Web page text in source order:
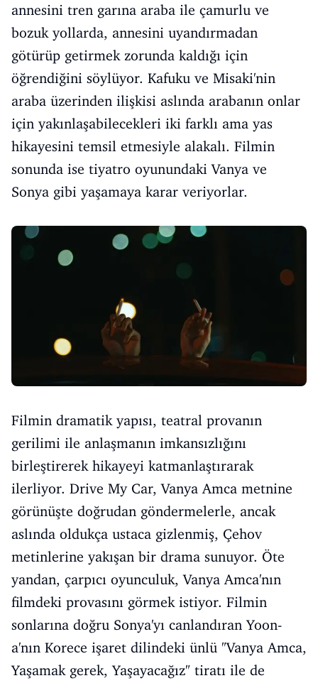
annesini tren garına araba ile çamurlu ve
bozuk yollarda, annesini uyandırmadan
götürüp getirmek zorunda kaldığı için
öğrendiğini söylüyor. Kafuku ve Misaki'nin
araba üzerinden ilişkisi aslında arabanın onlar
için yakınlaşabilecekleri iki farklı ama yas
hikayesini temsil etmesiyle alakalı. Filmin
sonunda ise tiyatro oyunundaki Vanya ve
Sonya gibi yaşamaya karar veriyorlar.
Filmin dramatik yapısı, teatral provanın
gerilimi ile anlaşmanın imkansızlığını
birleştirerek hikayeyi katmanlaştırarak
ilerliyor. Drive My Car, Vanya Amca metnine
görünüşte doğrudan göndermelerle, ancak
aslında oldukça ustaca gizlenmiş, Çehov
metinlerine yakışan bir drama sunuyor. Öte
yandan, çarpıcı oyunculuk, Vanya Amca'nın
filmdeki provasını görmek istiyor. Filmin
sonlarına doğru Sonya'yı canlandıran Yoon-
a'nın Korece işaret dilindeki ünlü "Vanya Amca,
Yaşamak gerek, Yaşayacağız" tiratı ile de